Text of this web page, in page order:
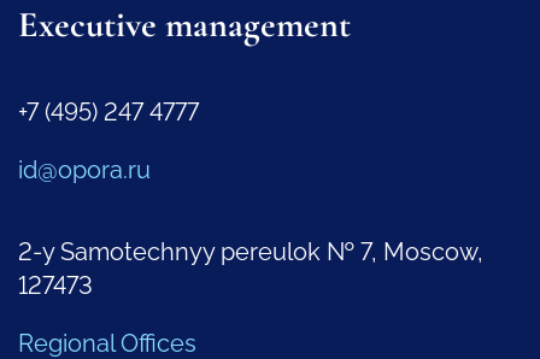
Executive management
+7 (495) 247 4777
id@opora.ru
2-y Samotechnyy pereulok № 7, Moscow,
127473
Regional Offices